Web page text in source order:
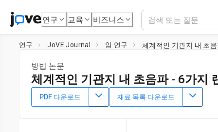
연구 교육 비즈니스
연구 JoVE Journal 암 연구 체계적인 기관지 내 초
방법 논문
체계적인 기관지 내 초음파 - 6가지
DOI: 10.3791/65551 2023년 8월 11일
Anne Orholm Nielsen1,Kristoffer Mazanti Cold1,Anishan
PDF 다운로드 재료 목록 다운로드